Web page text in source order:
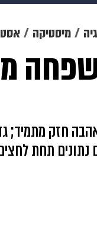
תרבות צבא
גאווה
מיסטיקה
חזק מתמיד;
תחת